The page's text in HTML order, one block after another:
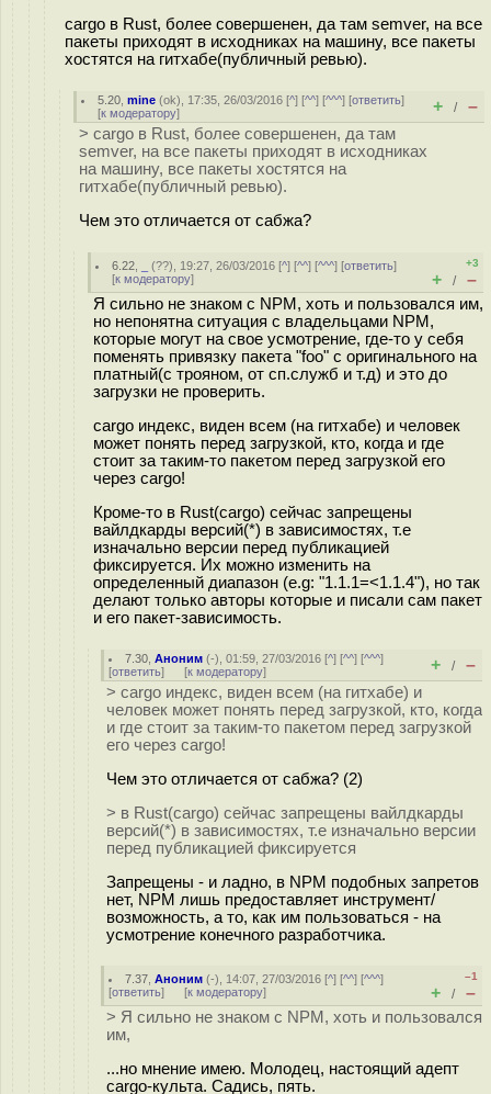
cargo в Rust, более совершенен, да там semver, на все
пакеты приходят в исходниках на машину, все пакеты
хостятся на гитхабе(публичный ревью).
5.20 ,mine (ok), 17:35, 26/03/2016 [^] [^^] [^^^] [ответить]
[к модератору] + / –
> cargo в Rust, более совершенен, да там
semver, на все пакеты приходят в исходниках
на машину, все пакеты хостятся на
гитхабе(публичный ревью).
Чем это отличается от сабжа?
6.22 (??), 19:27, 26/03/2016 [^] [^^] [^^^] [ответить]
[к модератору]
+3
+ / –
Я сильно не знаком с NPM, хоть и пользовался им,
но непонятна ситуация с владельцами NPM,
которые могут на свое усмотрение, где-то у себя
поменять привязку пакета "foo" с оригинального на
платный(с трояном, от сп.служб и т.д) и это до
загрузки не проверить.
cargo индекс, виден всем (на гитхабе) и человек
может понять перед загрузкой, кто, когда и где
стоит за таким-то пакетом перед загрузкой его
через cargo!
Кроме-то в Rust(cargo) сейчас запрещены
вайлдкарды версий(*) в зависимостях, т.е
изначально версии перед публикацией
фиксируется. Их можно изменить на
определенный диапазон (e.g: "1.1.1=<1.1.4"), но так
делают только авторы которые и писали сам пакет
и его пакет-зависимость.
7.30 ,Аноним (-), 01:59, 27/03/2016 [^] [^^] [^^^]
[ответить] [к модератору] + / –
> cargo индекс, виден всем (на гитхабе) и
человек может понять перед загрузкой, кто, когда
и где стоит за таким-то пакетом перед загрузкой
его через cargo!
Чем это отличается от сабжа? (2)
> в Rust(cargo) сейчас запрещены вайлдкарды
версий(*) в зависимостях, т.е изначально версии
перед публикацией фиксируется
Запрещены - и ладно, в NPM подобных запретов
нет, NPM лишь предоставляет инструмент/
возможность, а то, как им пользоваться - на
усмотрение конечного разработчика.
7.37 ,Аноним (-), 14:07, 27/03/2016 [^] [^^] [^^^]
[ответить] [к модератору]
–1
+ / –
> Я сильно не знаком с NPM, хоть и пользовался
им,
...но мнение имею. Молодец, настоящий адепт
cargo-культа. Садись, пять.